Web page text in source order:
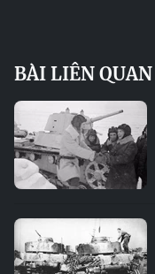
BÀI LIÊN QUAN